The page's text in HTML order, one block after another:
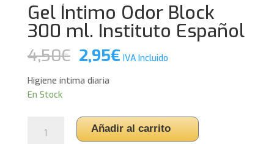
Gel Íntimo Odor Block
300 ml. Instituto Español
4,50€ El
precio
original
4,50€.
2,95€El
2,95€.
IVA Incluido
Higiene íntima diaria
En Stock
Íntimo
Añadir al carrito